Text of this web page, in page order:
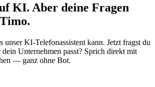
KI. Aber deine Fragen
unser KI-Telefonassistent kann. Jetzt fragst du
Unternehmen passt? Sprich direkt mit
— ganz ohne Bot.